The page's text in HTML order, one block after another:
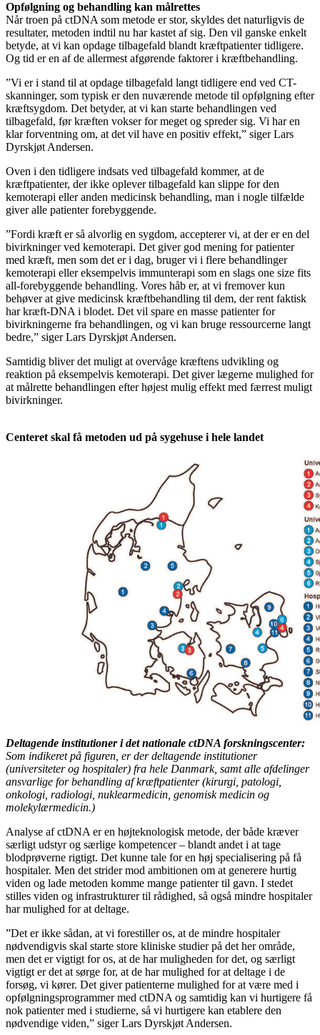
Opfølgning og behandling kan målrettes
Når troen på ctDNA som metode er stor, skyldes det naturligvis de
resultater, metoden indtil nu har kastet af sig. Den vil ganske enkelt
betyde, at vi kan opdage tilbagefald blandt kræftpatienter tidligere.
Og tid er en af de allermest afgørende faktorer i kræftbehandling.
”Vi er i stand til at opdage tilbagefald langt tidligere end ved CT-
skanninger, som typisk er den nuværende metode til opfølgning efter
kræftsygdom. Det betyder, at vi kan starte behandlingen ved
tilbagefald, før kræften vokser for meget og spreder sig. Vi har en
klar forventning om, at det vil have en positiv effekt,” siger Lars
Dyrskjøt Andersen.
Oven i den tidligere indsats ved tilbagefald kommer, at de
kræftpatienter, der ikke oplever tilbagefald kan slippe for den
kemoterapi eller anden medicinsk behandling, man i nogle tilfælde
giver alle patienter forebyggende.
”Fordi kræft er så alvorlig en sygdom, accepterer vi, at der er en del
bivirkninger ved kemoterapi. Det giver god mening for patienter
med kræft, men som det er i dag, bruger vi i flere behandlinger
kemoterapi eller eksempelvis immunterapi som en slags one size fits
all-forebyggende behandling. Vores håb er, at vi fremover kun
behøver at give medicinsk kræftbehandling til dem, der rent faktisk
har kræft-DNA i blodet. Det vil spare en masse patienter for
bivirkningerne fra behandlingen, og vi kan bruge ressourcerne langt
bedre,” siger Lars Dyrskjøt Andersen.
Samtidig bliver det muligt at overvåge kræftens udvikling og
reaktion på eksempelvis kemoterapi. Det giver lægerne mulighed for
at målrette behandlingen efter højest mulig effekt med færrest muligt
bivirkninger.
Centeret skal få metoden ud på sygehuse i hele landet
Deltagende institutioner i det nationale ctDNA forskningscenter:
Som indikeret på figuren, er der deltagende institutioner
(universiteter og hospitaler) fra hele Danmark, samt alle afdelinger
ansvarlige for behandling af kræftpatienter (kirurgi, patologi,
onkologi, radiologi, nuklearmedicin, genomisk medicin og
molekylærmedicin.)
Analyse af ctDNA er en højteknologisk metode, der både kræver
særligt udstyr og særlige kompetencer – blandt andet i at tage
blodprøverne rigtigt. Det kunne tale for en høj specialisering på få
hospitaler. Men det strider mod ambitionen om at generere hurtig
viden og lade metoden komme mange patienter til gavn. I stedet
stilles viden og infrastrukturer til rådighed, så også mindre hospitaler
har mulighed for at deltage.
”Det er ikke sådan, at vi forestiller os, at de mindre hospitaler
nødvendigvis skal starte store kliniske studier på det her område,
men det er vigtigt for os, at de har muligheden for det, og særligt
vigtigt er det at sørge for, at de har mulighed for at deltage i de
forsøg, vi kører. Det giver patienterne mulighed for at være med i
opfølgningsprogrammer med ctDNA og samtidig kan vi hurtigere få
nok patienter med i studierne, så vi hurtigere kan etablere den
nødvendige viden,” siger Lars Dyrskjøt Andersen.